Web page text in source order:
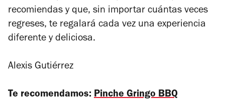
recomiendas y que, sin importar cuántas veces
regreses, te regalará cada vez una experiencia
diferente y deliciosa.
Alexis Gutiérrez
Te recomendamos: Pinche Gringo BBQ